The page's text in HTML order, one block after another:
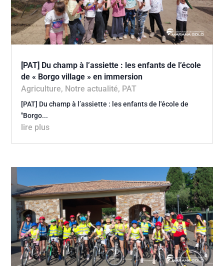
[PAT] Du champ à l’assiette : les enfants de l’école
de « Borgo village » en immersion
Agriculture, Notre actualité, PAT
[PAT] Du champ à l’assiette : les enfants de l'école de
"Borgo...
lire plus